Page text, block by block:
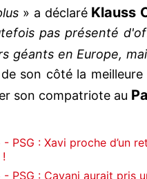
» a déclaré Klauss
pas présenté
géants en Europe,
son côté la
son compatriote au
PSG : Xavi proche d’un
- PSG : Cavani aurait pris